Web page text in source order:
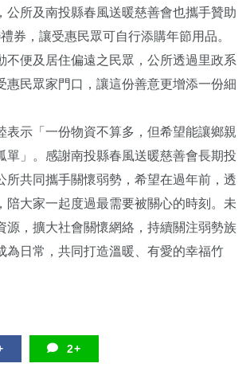
公所及南投縣春風送暖慈善會也攜手贊助
券，讓受惠民眾可自行添購年節用品。
不便及居住偏遠之民眾，公所透過里政系
惠民眾家門口，讓這份善意更增添一份細
示「一份物資不算多，但希望能讓鄉親
單」。感謝南投縣春風送暖慈善會長期投
所共同攜手關懷弱勢，希望在過年前，透
陪大家一起度過最需要被關心的時刻。未
源，擴大社會關懷網絡，持續關注弱勢族
為日常，共同打造溫暖、有愛的幸福竹
2+